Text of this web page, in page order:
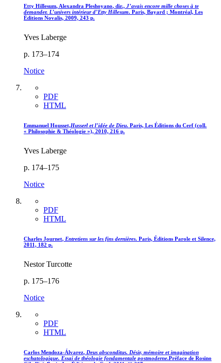
Etty Hillesum, Alexandra Pleshoyano, dir., J’avais encore mille choses à te
demander. L’univers intérieur d’Etty Hillesum. Paris, Bayard ; Montréal, Les
Éditions Novalis, 2009, 243 p.
Yves Laberge
p. 173–174
Notice
PDF
HTML
Emmanuel Housset,Husserl et l’idée de Dieu. Paris, Les Éditions du Cerf (coll.
« Philosophie & Théologie »), 2010, 216 p.
Yves Laberge
p. 174–175
Notice
PDF
HTML
Charles Journet, Entretiens sur les fins dernières. Paris, Éditions Parole et Silence,
2011, 182 p.
Nestor Turcotte
p. 175–176
Notice
PDF
HTML
Carlos Mendoza-Álvarez, Deus absconditus. Désir, mémoire et imagination
eschatologique. Essai de théologie fondamentale postmoderne.Préface de Rosino